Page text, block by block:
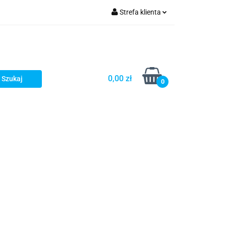
Strefa klienta
Dodaj zgłoszenie
0,00 zł 0